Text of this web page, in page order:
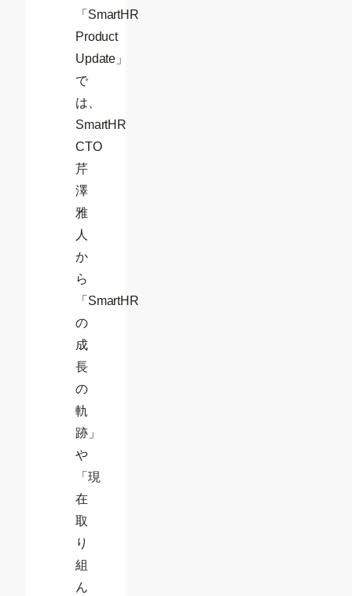
「SmartHR
Product
Update」
で
は、
SmartHR
CTO
芹
澤
雅
人
か
ら
「SmartHR
の
成
長
の
軌
跡」
や
「現
在
取
り
組
ん